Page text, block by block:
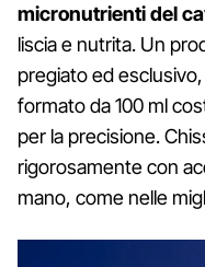
micronutrienti del
liscia e nutrita. Un
pregiato ed
formato da 100 ml
per la precisione.
rigorosamente con
mano, come nelle